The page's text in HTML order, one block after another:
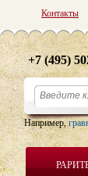
Контакты
+7 (495)
Например,